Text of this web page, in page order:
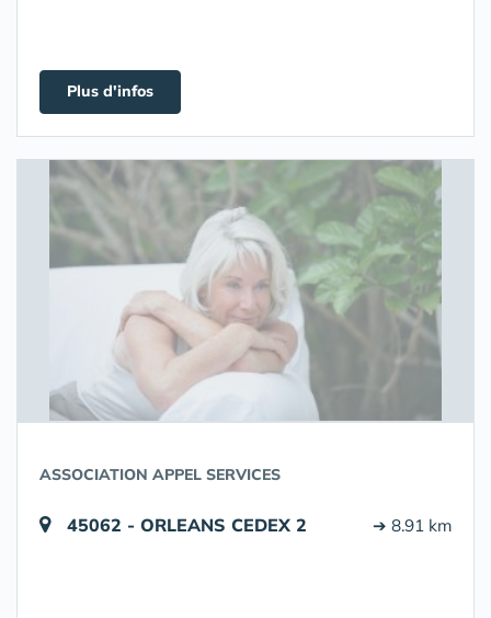
Plus d'infos
ASSOCIATION APPEL SERVICES
45062 - ORLEANS CEDEX 2 ➔ 8.91 km